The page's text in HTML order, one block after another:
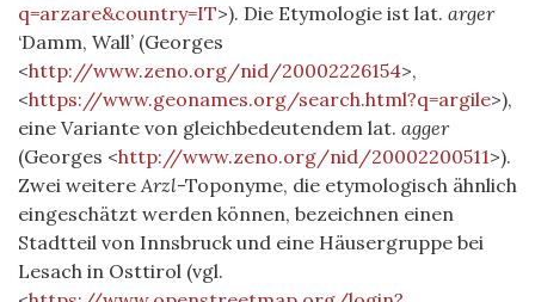
q=arzare&country=IT>). Die Etymologie ist lat. arger
‘Damm, Wall’ (Georges
<http://www.zeno.org/nid/20002226154>,
<https://www.geonames.org/search.html?q=argile>),
eine Variante von gleichbedeutendem lat. agger
(Georges <http://www.zeno.org/nid/20002200511>).
Zwei weitereArzl-Toponyme, die etymologisch ähnlich
eingeschätzt werden können, bezeichnen einen
Stadtteil von Innsbruck und eine Häusergruppe bei
Lesach in Osttirol (vgl.